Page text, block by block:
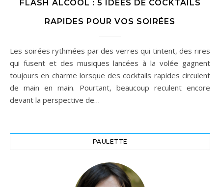
FLASH ALCOOL : 5 IDÉES DE COCKTAILS
RAPIDES POUR VOS SOIRÉES
Les soirées rythmées par des verres qui tintent, des rires
qui fusent et des musiques lancées à la volée gagnent
toujours en charme lorsque des cocktails rapides circulent
de main en main. Pourtant, beaucoup reculent encore
devant la perspective de…
PAULETTE